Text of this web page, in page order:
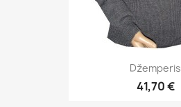
Džemperis
41,70 €